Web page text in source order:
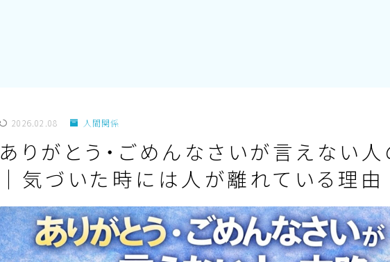
2026.02.08 人間関係
ありがとう・ごめんなさいが言えない
｜気づいた時には人が離れている理由